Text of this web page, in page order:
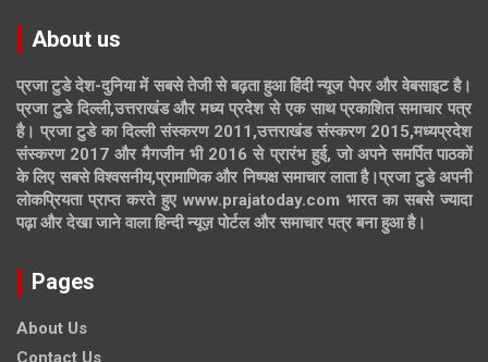
About us
प्रजा टुडे देश-दुनिया में सबसे तेजी से बढ़ता हुआ हिंदी न्यूज पेपर और वेबसाइट है।
प्रजा टुडे दिल्ली,उत्तराखंड और मध्य प्रदेश से एक साथ प्रकाशित समाचार पत्र
है। प्रजा टुडे का दिल्ली संस्करण 2011,उत्तराखंड संस्करण 2015,मध्यप्रदेश
संस्करण 2017 और मैगजीन भी 2016 से प्रारंभ हुई, जो अपने समर्पित पाठकों
के लिए सबसे विश्वसनीय,प्रामाणिक और निष्पक्ष समाचार लाता है।प्रजा टुडे अपनी
लोकप्रियता प्राप्त करते हुए www.prajatoday.com भारत का सबसे ज्यादा
पढ़ा और देखा जाने वाला हिन्दी न्यूज़ पोर्टल और समाचार पत्र बना हुआ है।
Pages
About Us
Contact Us